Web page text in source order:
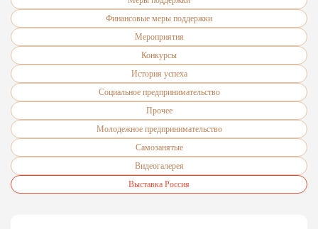
Финансовые меры поддержки
Мероприятия
Конкурсы
История успеха
Социальное предпринимательство
Прочее
Молодежное предпринимательство
Самозанятые
Видеогалерея
Выставка Россия